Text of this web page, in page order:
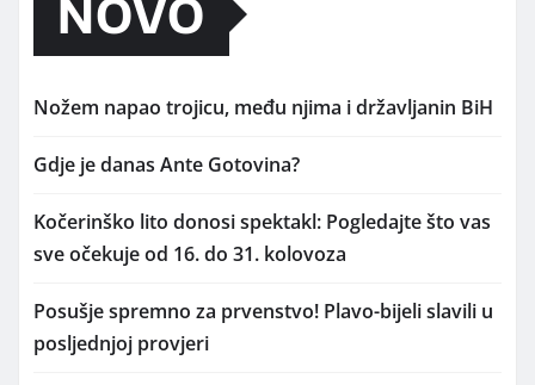
NOVO
Nožem napao trojicu, među njima i državljanin BiH
Gdje je danas Ante Gotovina?
Kočerinško lito donosi spektakl: Pogledajte što vas
sve očekuje od 16. do 31. kolovoza
Posušje spremno za prvenstvo! Plavo-bijeli slavili u
posljednjoj provjeri